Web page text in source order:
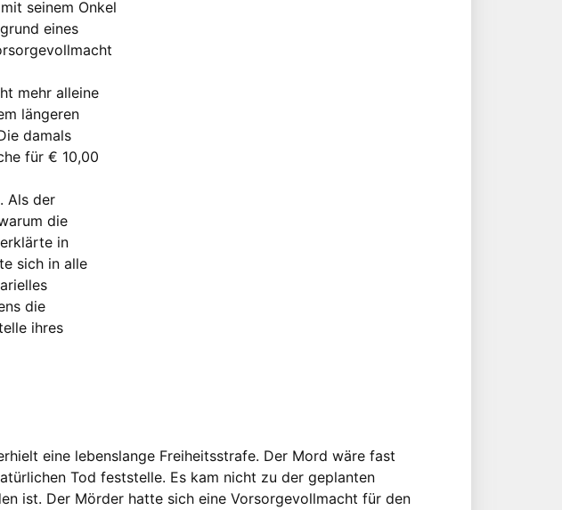
seinem Onkel
eines
mehr alleine
längeren
damals
für € 10,00
Als der
die
in
sich in alle
die
ihres
eine lebenslange Freiheitsstrafe. Der Mord wäre fast
Tod feststelle. Es kam nicht zu der geplanten
ist. Der Mörder hatte sich eine Vorsorgevollmacht für den